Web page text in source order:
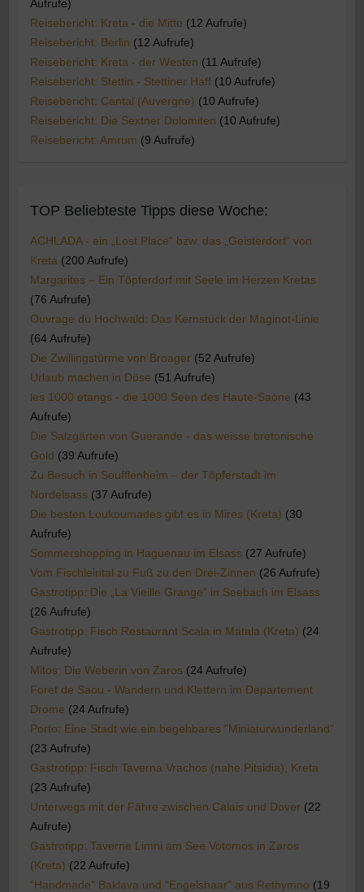
Aufrufe)
Reisebericht: Kreta - die Mitte (12 Aufrufe)
Reisebericht: Berlin (12 Aufrufe)
Reisebericht: Kreta - der Westen (11 Aufrufe)
Reisebericht: Stettin - Stettiner Haff (10 Aufrufe)
Reisebericht: Cantal (Auvergne) (10 Aufrufe)
Reisebericht: Die Sextner Dolomiten (10 Aufrufe)
Reisebericht: Amrum (9 Aufrufe)
TOP Beliebteste Tipps diese Woche:
ACHLADA - ein „Lost Place“ bzw. das „Geisterdorf“ von
Kreta (200 Aufrufe)
Margarites – Ein Töpferdorf mit Seele im Herzen Kretas
(76 Aufrufe)
Ouvrage du Hochwald: Das Kernstück der Maginot-Linie
(64 Aufrufe)
Die Zwillingstürme von Broager (52 Aufrufe)
Urlaub machen in Döse (51 Aufrufe)
les 1000 etangs - die 1000 Seen des Haute-Saòne (43
Aufrufe)
Die Salzgärten von Guerande - das weisse bretonische
Gold (39 Aufrufe)
Zu Besuch in Soufflenheim – der Töpferstadt im
Nordelsass (37 Aufrufe)
Die besten Loukoumades gibt es in Mires (Kreta) (30
Aufrufe)
Sommershopping in Haguenau im Elsass (27 Aufrufe)
Vom Fischleintal zu Fuß zu den Drei-Zinnen (26 Aufrufe)
Gastrotipp: Die „La Vieille Grange“ in Seebach im Elsass
(26 Aufrufe)
Gastrotipp: Fisch Restaurant Scala in Matala (Kreta) (24
Aufrufe)
Mitos: Die Weberin von Zaros (24 Aufrufe)
Foret de Saou - Wandern und Klettern im Departement
Drome (24 Aufrufe)
Porto: Eine Stadt wie ein begehbares "Miniaturwunderland"
(23 Aufrufe)
Gastrotipp: Fisch Taverna Vrachos (nahe Pitsidia), Kreta
(23 Aufrufe)
Unterwegs mit der Fähre zwischen Calais und Dover (22
Aufrufe)
Gastrotipp: Taverne Limni am See Votomos in Zaros
(Kreta) (22 Aufrufe)
“Handmade” Baklava und “Engelshaar” aus Rethymno (19